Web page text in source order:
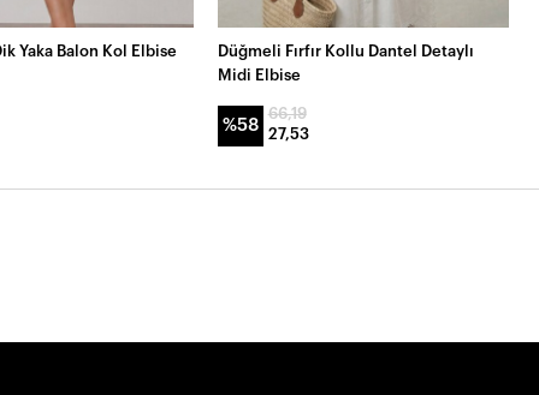
Yaka Balon Kol Elbise
Düğmeli Fırfır Kollu Dantel Detaylı
Midi Elbise
%58
66,19
27,53